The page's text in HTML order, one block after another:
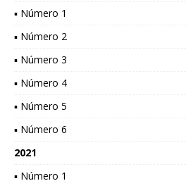
▪ Número 1
▪ Número 2
▪ Número 3
▪ Número 4
▪ Número 5
▪ Número 6
2021
▪ Número 1